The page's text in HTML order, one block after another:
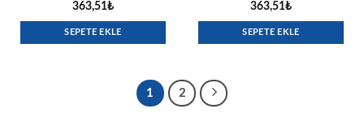
363,51₺
SEPETE EKLE
363,51₺
SEPETE EKLE
1 2